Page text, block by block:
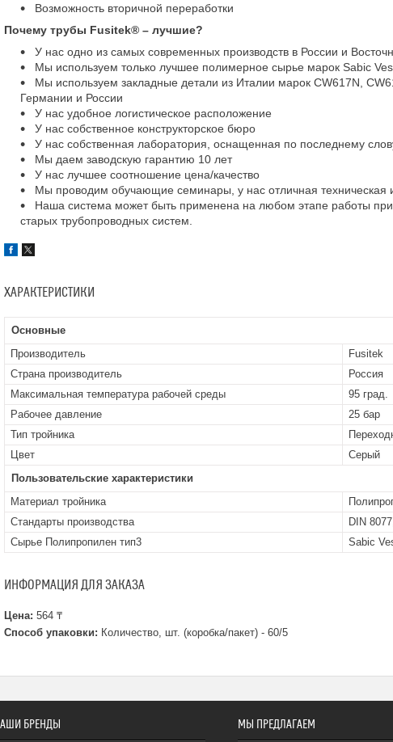
Возможность вторичной переработки
Почему трубы Fusitek® – лучшие?
У нас одно из самых современных производств в России и
Мы используем только лучшее полимерное сырье марок Sabic
Мы используем закладные детали из Италии марок CW617N,
Германии и России
У нас удобное логистическое расположение
У нас собственное конструкторское бюро
У нас собственная лаборатория, оснащенная по последнему
Мы даем заводскую гарантию 10 лет
У нас лучшее соотношение цена/качество
Мы проводим обучающие семинары, у нас отличная техническая
Наша система может быть применена на любом этапе работы
старых трубопроводных систем.
ХАРАКТЕРИСТИКИ
Основные
Производитель
Fusitek
Страна производитель
Россия
Максимальная температура рабочей среды
95 град.
Рабочее давление
25 бар
Тип тройника
Цвет
Серый
Пользовательские характеристики
Материал тройника
Стандарты производства
DIN
Сырье Полипропилен тип3
Sabic
ИНФОРМАЦИЯ ДЛЯ ЗАКАЗА
Цена: 564 ₸
Способ упаковки: Количество, шт. (коробка/пакет) - 60/5
БРЕНДЫ МЫ ПРЕДЛАГАЕМ